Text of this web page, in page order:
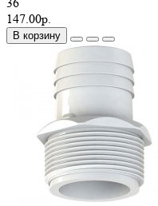
147.00р.
В корзину